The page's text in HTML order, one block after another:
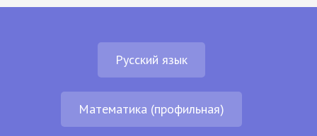
Русский язык
Математика (профильная)